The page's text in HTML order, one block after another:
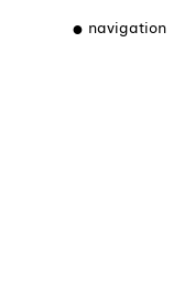
navigation